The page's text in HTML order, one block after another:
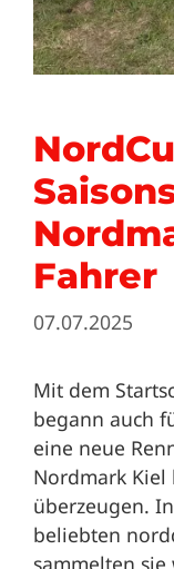
Fahrer
07.07.2025
Mit dem
begann auch
eine neue
Nordmark
überzeugen.
beliebten
sammelten